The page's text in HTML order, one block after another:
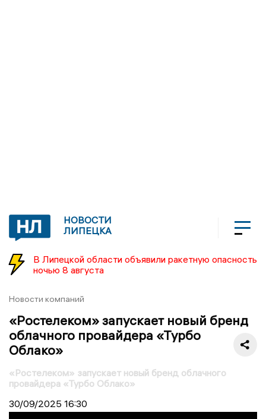
НОВОСТИ
ЛИПЕЦКА
В Липецкой области объявили ракетную опасность
ночью 8 августа
Новости компаний
«Ростелеком» запускает новый бренд
облачного провайдера «Турбо
Облако»
«Ростелеком» запускает новый бренд облачного
провайдера «Турбо Облако»
30/09/2025 16:30